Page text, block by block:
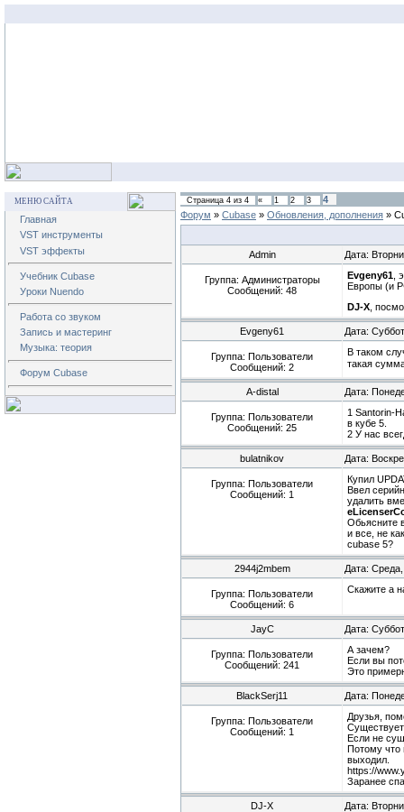
МЕНЮ САЙТА
Главная
VST инструменты
VST эффекты
Учебник Cubase
Уроки Nuendo
Работа со звуком
Запись и мастеринг
Музыка: теория
Форум Cubase
Страница 4 из 4 « 1 2 3
4
Форум » Cubase » Обновления, дополнения »
Admin Дата:
Группа: Администраторы
Сообщений: 48
Evgeny61 ,
Европы (и
DJ-X ,
Evgeny61 Дата:
Группа: Пользователи
Сообщений: 2
В таком
такая
A-distal Дата:
Группа: Пользователи
Сообщений: 25
1 Santorin-
в кубе 5.
2 У нас
bulatnikov Дата:
Группа: Пользователи
Сообщений: 1
Купил
Ввел
удалить
Обьясните
и все, не
cubase 5?
2944j2mbem Дата:
Группа: Пользователи
Сообщений: 6
Скажите а
JayC Дата:
Группа: Пользователи
Сообщений: 241
А зачем?
Если вы
Это
BlackSerj11 Дата:
Группа: Пользователи
Сообщений: 1
Друзья,
Если не
Потому что
выходил.
https://
Заранее
DJ-X Дата: